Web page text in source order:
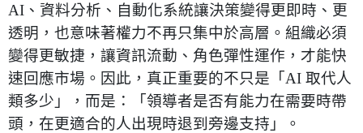
AI 、資料分析、自動化系統讓決策變得更即時、更
透明，也意味著權力不再只集中於高層。組織必須
變得更敏捷，讓資訊流動、角色彈性運作，才能快
速回應市場。因此，真正重要的不只是「AI 取代人
類多少」，而是：「領導者是否有能力在需要時帶
頭，在更適合的人出現時退到旁邊支持」。